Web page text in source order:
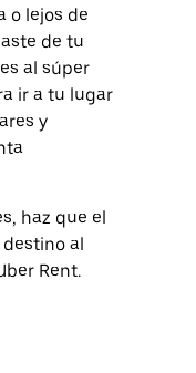
o lejos de
de tu
al súper
ir a tu lugar
y
haz que el
al
Rent.